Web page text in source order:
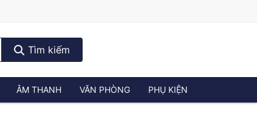
Tìm kiếm
ÂM THANH VĂN PHÒNG PHỤ KIỆN